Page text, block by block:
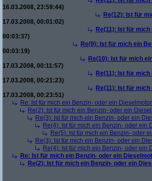
16.03.2008, 23:59:44)
Re(12): Ist für
17.03.2008, 00:01:02)
Re(11): Ist für
00:03:37)
Re(9): Ist für mich ein
00:03:19)
Re(10): Ist für mich
17.03.2008, 00:11:57)
Re(11): Ist für
17.03.2008, 00:21:23)
Re(11): Ist für
17.03.2008, 00:23:51)
Re: Ist für mich ein Benzin- oder ein
Re(2): Ist für mich ein Benzin- oder ein
Re(3): Ist für mich ein Benzin- oder ein
Re(4): Ist für mich ein Benzin- oder ein
Re(5): Ist für mich ein Benzin- oder
Re(3): Ist für mich ein Benzin- oder ein
Re(4): Ist für mich ein Benzin- oder ein
Re: Ist für mich ein Benzin- oder ein
Re(2): Ist für mich ein Benzin- oder ein